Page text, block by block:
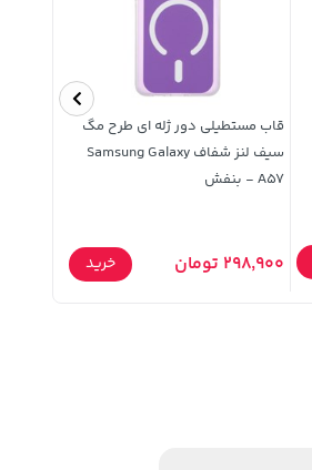
قاب مستطیلی دور ژله ای طرح مگ
سیف لنز شفاف Samsung Galaxy
A57 - بنفش
298,900 تومان خرید